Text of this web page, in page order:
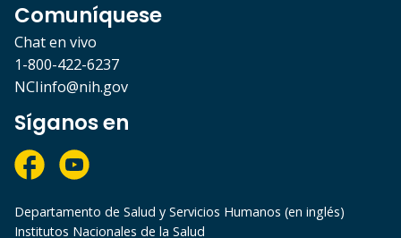
Comuníquese
Chat en vivo
1-800-422-6237
NCIinfo@nih.gov
Síganos en
Departamento de Salud y Servicios Humanos (en inglés)
Institutos Nacionales de la Salud